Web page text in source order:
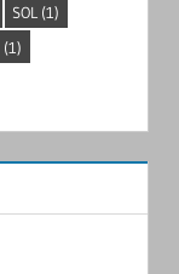
SOL (1)
(1)